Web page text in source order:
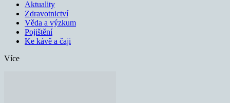
Aktuality
Zdravotnictví
Věda a výzkum
Pojištění
Ke kávě a čaji
Více